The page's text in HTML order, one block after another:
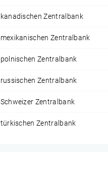
Zentralbank
Zentralbank
Zentralbank
Zentralbank
Zentralbank
Zentralbank